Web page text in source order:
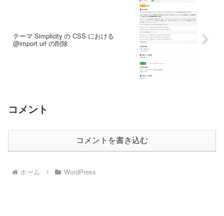
テーマ Simplicity の CSS における
@import url の削除
コメント
コメントを書き込む
ホーム WordPress